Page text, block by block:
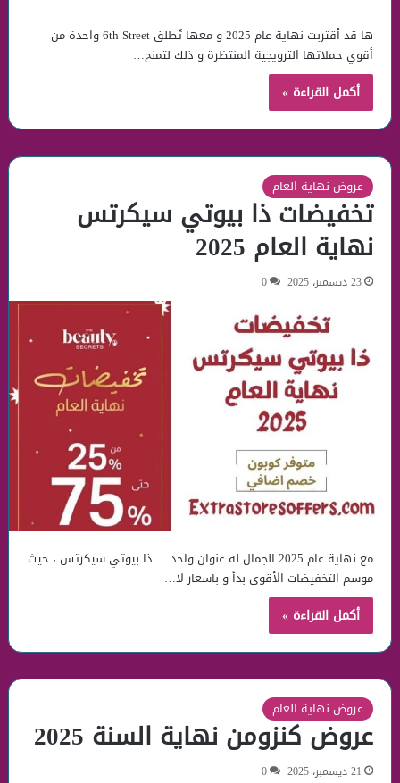
ها قد أقتربت نهاية عام 2025 و معها تُطلق 6th Street واحدة من
أقوي حملاتها الترويجية المنتظرة و ذلك لتمنح…
أكمل القراءة »
عروض نهاية العام
تخفيضات ذا بيوتي سيكرتس
نهاية العام 2025
23 ديسمبر، 2025 0
مع نهاية عام 2025 الجمال له عنوان واحد…. ذا بيوتي سيكرتس ، حيث
موسم التخفيضات الأقوي بدأ و باسعار لا…
أكمل القراءة »
عروض نهاية العام
عروض كنزومن نهاية السنة 2025
21 ديسمبر، 2025 0